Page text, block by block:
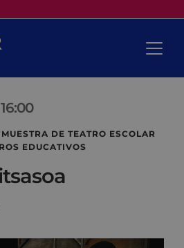
16:00
DE TEATRO ESCOLAR
EDUCATIVOS